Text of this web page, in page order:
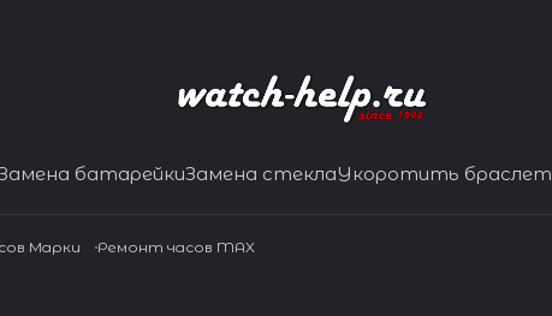
батарейкиЗамена стеклаУкоротить браслет
Марки Ремонт часов MAX